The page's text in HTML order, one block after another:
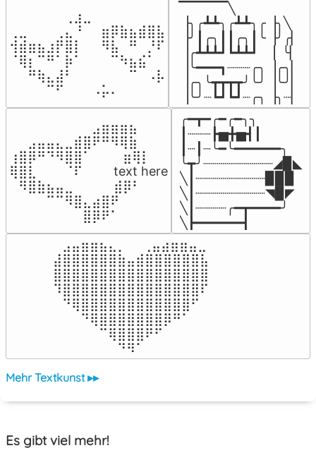
⠀⠀⠀⠀⠀⠀⢀⣰⣀⠀⠀⠀⠀⠀⠀⠀⠀
⢀⣀⠀⠀⠀⢀⣄⠘⠀⠀⣶⡿⣷⣦⣾⣿⣧
⢺⣾⣶⣦⣰⡟⣿⡇⠀⠀⠻⣧⠀⠛⠀⡘⠏
⠈⢿⡆⠉⠛⠁⡷⠁⠀⠀⠀⠉⠳⣦⣮⠁⠀
⠀⠀⠛⢷⣄⣼⠃⠀⠀⠀⠀⠀⠀⠉⠀⠠⡧
⠀⠀⠀⠀⠉⠋⠀⠀⠀⠠⡥⠄⠀⠀⠀⠀⠀
▔▔▔▔▔╲
▕╮╭┻┻╮╭┻┻╮╭▕╮╲
▕╯┃╭╮┃┃╭╮┃╰▕╯╭▏
▕╭┻┻┻┛┗┻┻┛  ▕  ╰▏
▕╰━━━┓┈┈┈╭╮▕╭╮▏
▕╭╮╰┳┳┳┳╯╰╯▕╰╯▏
▕╰╯┈┗┛┗┛┈╭╮▕╮┈▏
⠀⠀⠀⠀⠀⠀⠀⠀⠀⣠⣶⣶⣶⣦⠀⠀
⠀⠀⣠⣤⣤⣄⣀⣾⣿⠟⠛⠻⢿⣷⠀
⢰⣿⡿⠛⠙⠻⣿⣿⠁⠀⠀ ⠀⣶⢿⡇
⢿⣿⣇⠀⠀⠀⠈⠏⠀⠀⠀ text here
⠀⠻⣿⣷⣦⣤⣀⠀⠀⠀ ⠀⣾⡿⠃⠀
⠀⠀⠀⠀⠉⠉⠻⣿⣄⣴⣿⠟⠀⠀⠀
⠀⠀⠀⠀⠀⠀⠀⠀⣿⡿⠟⠁⠀⠀⠀
╭━┳━╭━╭━╮╮
┃┈┈┈┣▅╋▅┫┃
┃┈┃┈╰━╰━━━━━━╮
╰┳╯┈┈┈┈┈┈┈┈┈◢▉◣
╲┃┈┈┈┈┈┈┈┈┈▉▉▉
╲┃┈┈┈┈┈┈┈┈┈◥▉◤
╲┃┈┈┈┈╭━┳━━━━╯
╲┣━━━━━━┫﻿
⠀⣠⣤⣶⣶⣦⣄⡀  ⠀⢀⣤⣴⣶⣶⣤⣀⠀
⣼⣿⣿⣿⣿⣿⣿⣷⣤⣾⣿⣿⣿⣿⣿⣿⣧
⣿⣿⣿⣿⣿⣿⣿⣿⣿⣿⣿⣿⣿⣿⣿⣿⣿
⠹⣿⣿⣿⣿⣿⣿⣿⣿⣿⣿⣿⣿⣿⣿⣿⠏
⠀⠙⢿⣿⣿⣿⣿⣿⣿⣿⣿⣿⣿⣿⣿⠋⠀
⠀⠀⠀⠙⢿⣿⣿⣿⣿⣿⣿⣿⡿⠛⠁⠀⠀
⠀⠀⠀⠀⠀⠉⢿⣿⣿⣿⠟⠋⠀⠀⠀⠀⠀
⠀⠀⠀⠀⠀⠀⠀⠙⠻⠁⠀⠀⠀⠀⠀⠀⠀⠀⠀⠀⠀⠀⠀
Mehr Textkunst ▸▸
Es gibt viel mehr!